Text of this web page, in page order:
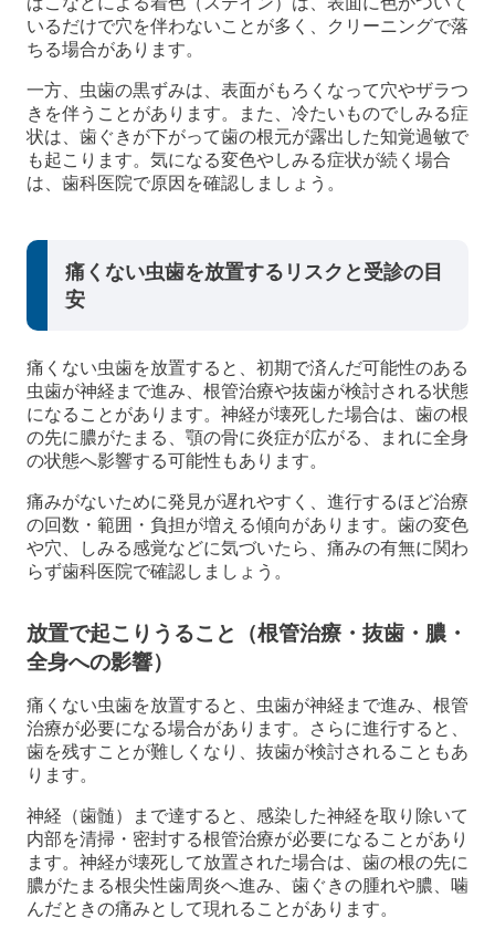
いるだけで穴を伴わないことが多く、クリーニングで落
ちる場合があります。
一方、虫歯の黒ずみは、表面がもろくなって穴やザラつ
きを伴うことがあります。また、冷たいものでしみる症
状は、歯ぐきが下がって歯の根元が露出した知覚過敏で
も起こります。気になる変色やしみる症状が続く場合
は、歯科医院で原因を確認しましょう。
痛くない虫歯を放置するリスクと受診の目
安
痛くない虫歯を放置すると、初期で済んだ可能性のある
虫歯が神経まで進み、根管治療や抜歯が検討される状態
になることがあります。神経が壊死した場合は、歯の根
の先に膿がたまる、顎の骨に炎症が広がる、まれに全身
の状態へ影響する可能性もあります。
痛みがないために発見が遅れやすく、進行するほど治療
の回数・範囲・負担が増える傾向があります。歯の変色
や穴、しみる感覚などに気づいたら、痛みの有無に関わ
らず歯科医院で確認しましょう。
放置で起こりうること（根管治療・抜歯・膿・
全身への影響）
痛くない虫歯を放置すると、虫歯が神経まで進み、根管
治療が必要になる場合があります。さらに進行すると、
歯を残すことが難しくなり、抜歯が検討されることもあ
ります。
神経（歯髄）まで達すると、感染した神経を取り除いて
内部を清掃・密封する根管治療が必要になることがあり
ます。神経が壊死して放置された場合は、歯の根の先に
膿がたまる根尖性歯周炎へ進み、歯ぐきの腫れや膿、噛
んだときの痛みとして現れることがあります。